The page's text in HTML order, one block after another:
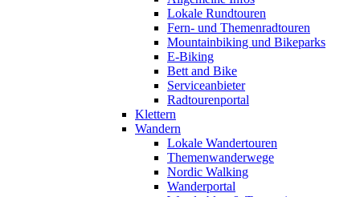
Lokale Rundtouren
Fern- und Themenradtouren
Mountainbiking und Bikeparks
E-Biking
Bett and Bike
Serviceanbieter
Radtourenportal
Klettern
Wandern
Lokale Wandertouren
Themenwanderwege
Nordic Walking
Wanderportal